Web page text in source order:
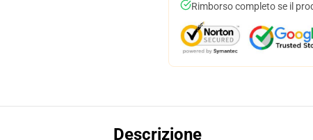
Rimborso completo se il
Descrizione